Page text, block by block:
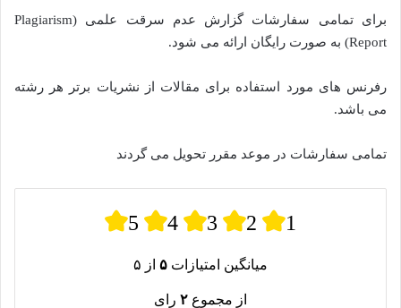
برای تمامی سفارشات گزارش عدم سرقت علمی (Plagiarism
Report) به صورت رایگان ارائه می شود.
رفرنس های مورد استفاده برای مقالات از نشریات برتر هر رشته
می باشد.
تمامی سفارشات در موعد مقرر تحویل می گردند
5 4 3 2 1
میانگین امتیازات ۵ از ۵
از مجموع ۲ رای